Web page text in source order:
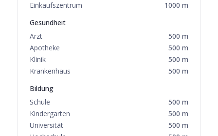
Einkaufszentrum
1000 m
Gesundheit
Arzt
500 m
Apotheke
500 m
Klinik
500 m
Krankenhaus
500 m
Bildung
Schule
500 m
Kindergarten
500 m
Universität
500 m